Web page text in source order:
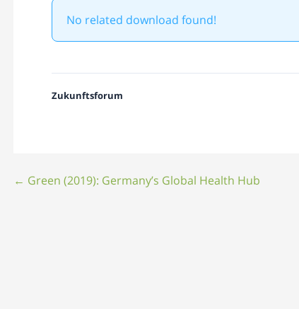
No related download found!
Zukunftsforum
Beitragsnavigation
← Green (2019): Germany’s Global Health Hub